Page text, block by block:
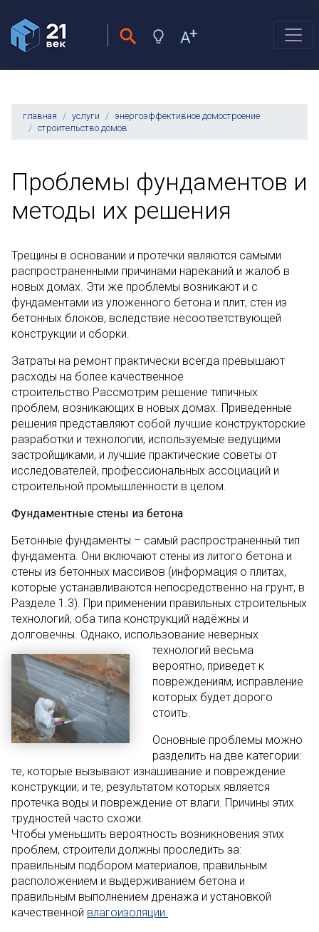
главная услуги
энергоэффективное домостроение
строительство домов
Проблемы фундаментов и
методы их решения
Трещины в основании и протечки являются самыми
распространенными причинами нареканий и жалоб в
новых домах. Эти же проблемы возникают и с
фундаментами из уложенного бетона и плит, стен из
бетонных блоков, вследствие несоответствующей
конструкции и сборки.
Затраты на ремонт практически всегда превышают
расходы на более качественное
строительство.Рассмотрим решение типичных
проблем, возникающих в новых домах. Приведенные
решения представляют собой лучшие конструкторские
разработки и технологии, используемые ведущими
застройщиками, и лучшие практические советы от
исследователей, профессиональных ассоциаций и
строительной промышленности в целом.
Фундаментные стены из бетона
Бетонные фундаменты – самый распространенный тип
фундамента. Они включают стены из литого бетона и
стены из бетонных массивов (информация о плитах,
которые устанавливаются непосредственно на грунт, в
Разделе 1.3). При применении правильных строительных
технологий, оба типа конструкций надёжны и
долговечны. Однако, использование неверных
технологий весьма
вероятно, приведет к
повреждениям, исправление
которых будет дорого
стоить.
Основные проблемы можно
разделить на две категории:
те, которые вызывают изнашивание и повреждение
конструкции; и те, результатом которых является
протечка воды и повреждение от влаги. Причины этих
трудностей часто схожи.
Чтобы уменьшить вероятность возникновения этих
проблем, строители должны проследить за:
правильным подбором материалов, правильным
расположением и выдерживанием бетона и
правильным выполнением дренажа и установкой
качественной влагоизоляции.